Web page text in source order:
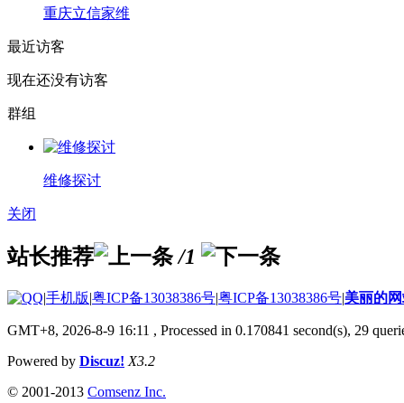
重庆立信家维
最近访客
现在还没有访客
群组
维修探讨
关闭
站长推荐 /1
|手机版|粤ICP备13038386号|粤ICP备13038386号|美丽的
GMT+8, 2026-8-9 16:11 , Processed in 0.170841 second(s), 29
Powered by Discuz! X3.2
© 2001-2013 Comsenz Inc.